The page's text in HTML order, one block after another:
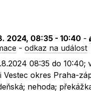
2024, 08:35 - 10:40 -
-odkaz na událost
08:35 do 10:40;
Vestec okres Praha-
nehoda;